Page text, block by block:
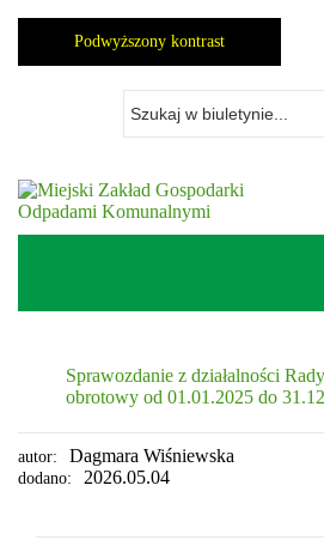
zawartości
Podwyższony kontrast
szukaną
frazę
Sprawozdanie z działalności
obrotowy od 01.01.2025 do
autor: Dagmara Wiśniewska
dodano: 2026.05.04